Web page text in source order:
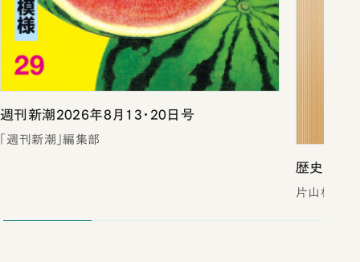
週刊新潮2026年8月13・20日号
「週刊新潮」編集部
歴史は予
片山杜秀